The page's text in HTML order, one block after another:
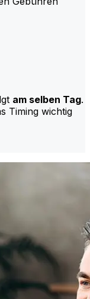
am selben Tag.
Timing wichtig